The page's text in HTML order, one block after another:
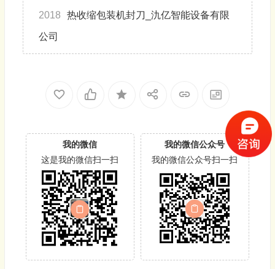
2018 热收缩包装机封刀_氿亿智能设备有限
公司
我的微信
这是我的微信扫一扫
我的微信公众号
我的微信公众号扫一扫